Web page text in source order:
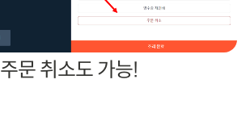
주문 취소도 가능!